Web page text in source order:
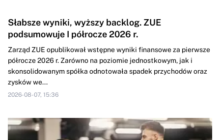
Słabsze wyniki, wyższy backlog. ZUE
podsumowuje I półrocze 2026 r.
Zarząd ZUE opublikował wstępne wyniki finansowe za pierwsze
półrocze 2026 r. Zarówno na poziomie jednostkowym, jak i
skonsolidowanym spółka odnotowała spadek przychodów oraz
zysków we...
2026-08-07, 15:36